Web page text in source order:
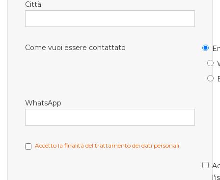
Città
Come vuoi essere contattato
WhatsApp
Accetto la finalità del trattamento dei dati personali